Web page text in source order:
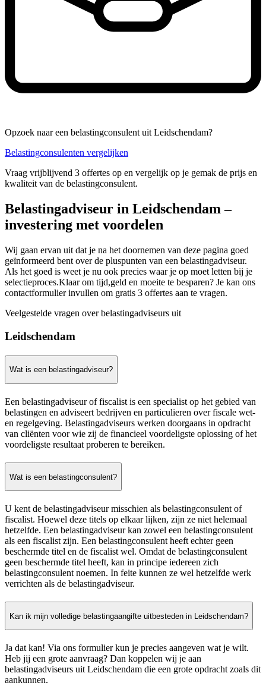
Opzoek naar een belastingconsulent uit Leidschendam?
Belastingconsulenten vergelijken
Vraag vrijblijvend 3 offertes op en vergelijk op je gemak de prijs en
kwaliteit van de belastingconsulent.
Belastingadviseur in Leidschendam –
investering met voordelen
Wij gaan ervan uit dat je na het doornemen van deze pagina goed
geïnformeerd bent over de pluspunten van een belastingadviseur.
Als het goed is weet je nu ook precies waar je op moet letten bij je
selectieproces.Klaar om tijd,geld en moeite te besparen? Je kan ons
contactformulier invullen om gratis 3 offertes aan te vragen.
Veelgestelde vragen over belastingadviseurs uit
Leidschendam
Wat is een belastingadviseur?
Een belastingadviseur of fiscalist is een specialist op het gebied van
belastingen en adviseert bedrijven en particulieren over fiscale wet-
en regelgeving. Belastingadviseurs werken doorgaans in opdracht
van cliënten voor wie zij de financieel voordeligste oplossing of het
voordeligste resultaat proberen te bereiken.
Wat is een belastingconsulent?
U kent de belastingadviseur misschien als belastingconsulent of
fiscalist. Hoewel deze titels op elkaar lijken, zijn ze niet helemaal
hetzelfde. Een belastingadviseur kan zowel een belastingconsulent
als een fiscalist zijn. Een belastingconsulent heeft echter geen
beschermde titel en de fiscalist wel. Omdat de belastingconsulent
geen beschermde titel heeft, kan in principe iedereen zich
belastingconsulent noemen. In feite kunnen ze wel hetzelfde werk
verrichten als de belastingadviseur.
Kan ik mijn volledige belastingaangifte uitbesteden in Leidschendam?
Ja dat kan! Via ons formulier kun je precies aangeven wat je wilt.
Heb jij een grote aanvraag? Dan koppelen wij je aan
belastingadviseurs uit Leidschendam die een grote opdracht zoals dit
aankunnen.